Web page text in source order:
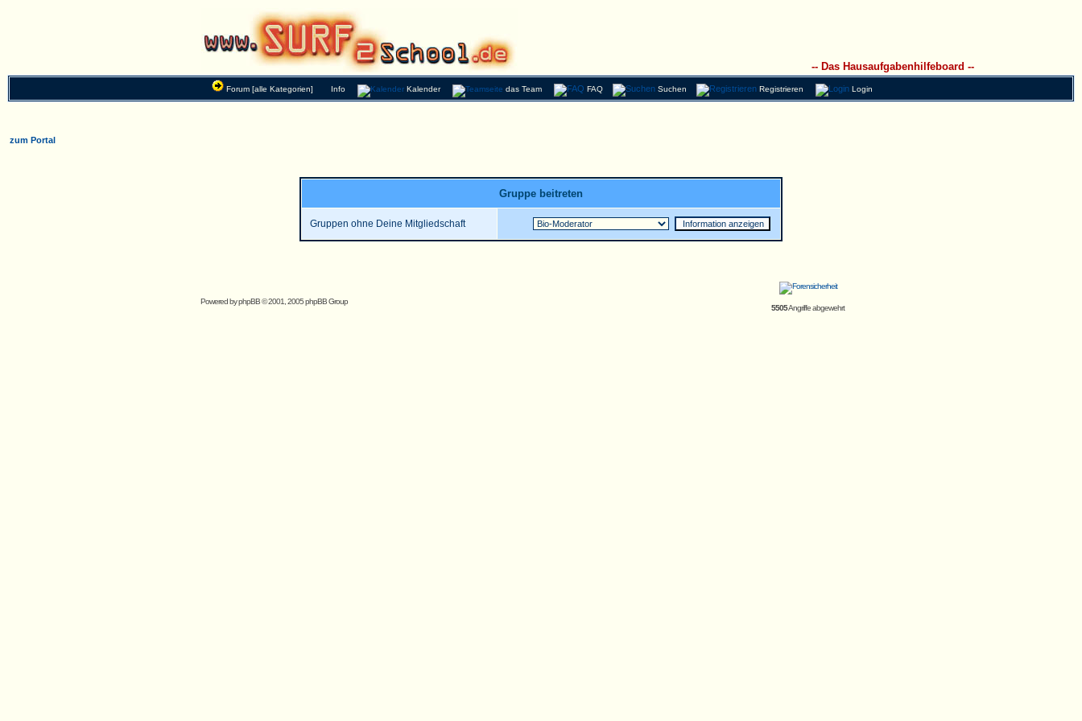
-- Das Hausaufgabenhilfeboard --
Forum [alle Kategorien] Info Kalender das Team FAQ Suchen Registrieren Login
zum Portal
Gruppe beitreten
Gruppen ohne Deine Mitgliedschaft
Powered byphpBB© 2001, 2005 phpBB Group
5505Angriffe abgewehrt